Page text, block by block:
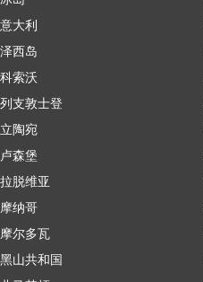
意大利
泽西岛
科索沃
列支敦士登
立陶宛
卢森堡
拉脱维亚
摩纳哥
摩尔多瓦
黑山共和国